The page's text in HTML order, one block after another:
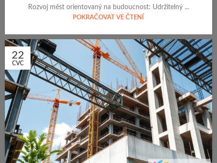
Rozvoj měst orientovaný na budoucnost: Udržitelný ...
POKRAČOVAT VE ČTENÍ
22
CVC